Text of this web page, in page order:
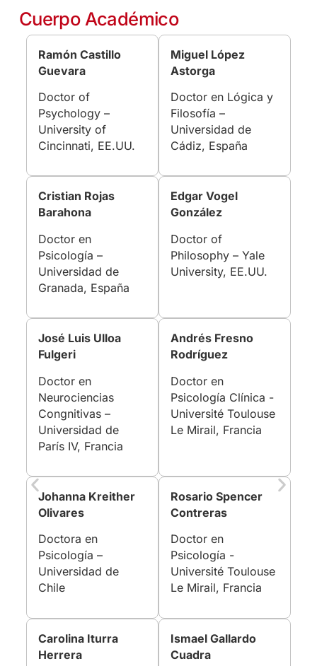
Cuerpo Académico
Ramón Castillo
Guevara
Doctor of
Psychology –
University of
Cincinnati, EE.UU.
Miguel López
Astorga
Doctor en Lógica y
Filosofía –
Universidad de
Cádiz, España
Cristian Rojas
Barahona
Doctor en
Psicología –
Universidad de
Granada, España
Edgar Vogel
González
Doctor of
Philosophy – Yale
University, EE.UU.
José Luis Ulloa
Fulgeri
Doctor en
Neurociencias
Congnitivas –
Universidad de
París IV, Francia
Andrés Fresno
Rodríguez
Doctor en
Psicología Clínica -
Université Toulouse
Le Mirail, Francia
Johanna Kreither
Olivares
Doctora en
Psicología –
Universidad de
Chile
Rosario Spencer
Contreras
Doctor en
Psicología -
Université Toulouse
Le Mirail, Francia
Carolina Iturra
Herrera
Ismael Gallardo
Cuadra